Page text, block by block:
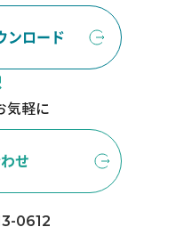
ンロード
気軽に
せ
0612